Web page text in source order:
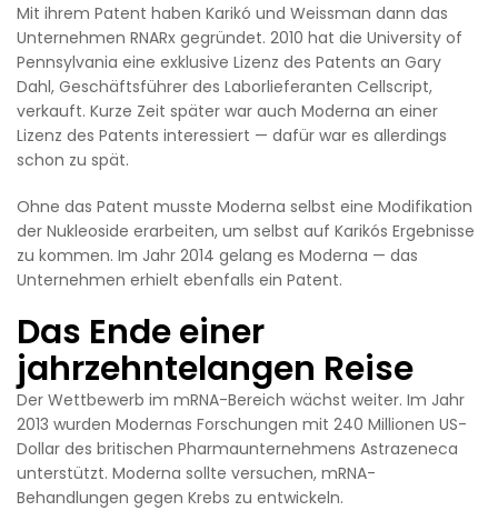
Mit ihrem Patent haben Karikó und Weissman dann das
Unternehmen RNARx gegründet. 2010 hat die University of
Pennsylvania eine exklusive Lizenz des Patents an Gary
Dahl, Geschäftsführer des Laborlieferanten Cellscript,
verkauft. Kurze Zeit später war auch Moderna an einer
Lizenz des Patents interessiert — dafür war es allerdings
schon zu spät.
Ohne das Patent musste Moderna selbst eine Modifikation
der Nukleoside erarbeiten, um selbst auf Karikós Ergebnisse
zu kommen. Im Jahr 2014 gelang es Moderna — das
Unternehmen erhielt ebenfalls ein Patent.
Das Ende einer
jahrzehntelangen Reise
Der Wettbewerb im mRNA-Bereich wächst weiter. Im Jahr
2013 wurden Modernas Forschungen mit 240 Millionen US-
Dollar des britischen Pharmaunternehmens Astrazeneca
unterstützt. Moderna sollte versuchen, mRNA-
Behandlungen gegen Krebs zu entwickeln.